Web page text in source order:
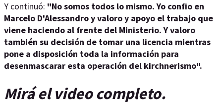
Y continuó: "No somos todos lo mismo. Yo confio en
Marcelo D'Alessandro y valoro y apoyo el trabajo que
viene haciendo al frente del Ministerio. Y valoro
también su decisión de tomar una licencia mientras
pone a disposición toda la información para
desenmascarar esta operación del kirchnerismo".
Mirá el video completo.